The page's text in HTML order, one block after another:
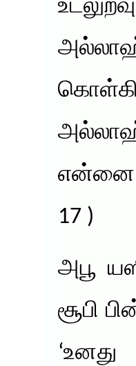
என்னை
17 )
அபூ
சூபி